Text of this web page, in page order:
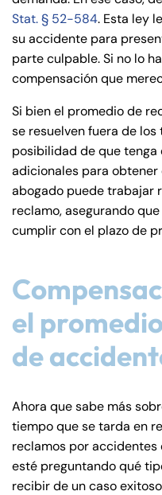
Stat. § 52-584. Esta ley
su accidente para
parte culpable. Si no lo
compensación que
Si bien el promedio de
se resuelven fuera de
posibilidad de que
adicionales para
abogado puede trabajar
reclamo, asegurando
cumplir con el plazo de
el
de
Ahora que sabe más
tiempo que se tarda en
reclamos por
esté preguntando qué
recibir de un caso